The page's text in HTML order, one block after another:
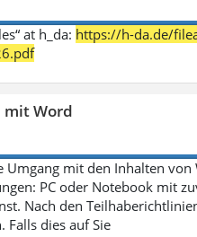
at h_da: https://h-da.de/
mit Word
Umgang mit den Inhalten
PC oder Notebook mit
Nach den
Falls dies auf Sie